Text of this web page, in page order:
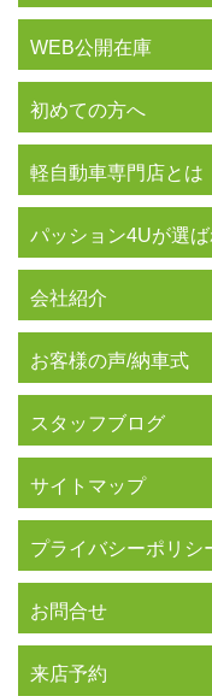
WEB公開在庫
初めての方へ
軽自動車専門店とは
パッション4Uが選
会社紹介
お客様の声/納車式
スタッフブログ
サイトマップ
プライバシーポリシ
お問合せ
来店予約